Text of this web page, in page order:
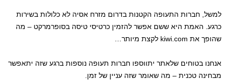
למשל, חברות התעופה הקטנות בדרום מזרח אסיה לא כלולות בשירות
כרגע. האמת היא ששם אפשר להזמין כרטיסי טיסה בסופרמרקט – מה
שהופך את kiwi.com לקצת מיותר…
אנחנו בטוחים שלאתר יתווספו חברות תעופה נוספות ברגע שזה יתאפשר
מבחינה טכנית – מה שאומר שזה עניין של זמן.